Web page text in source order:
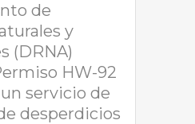
de
y
(DRNA)
HW-92
servicio de
desperdicios